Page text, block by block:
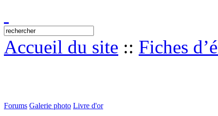
Accueil du site :: Fiches
Forums Galerie photo Livre d'or